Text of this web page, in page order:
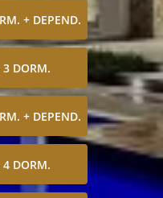
+ DEPEND.
3 DORM.
+ DEPEND.
4 DORM.